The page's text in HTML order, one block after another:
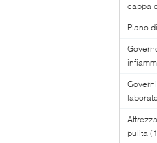
cappa
Piano
pulita